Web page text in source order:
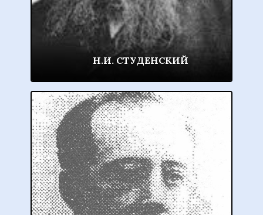
Н.И. СТУДЕНСКИЙ
Н.И. СТУДЕНСКИЙ
Профессор
Информация биографии готовится к
публикации.